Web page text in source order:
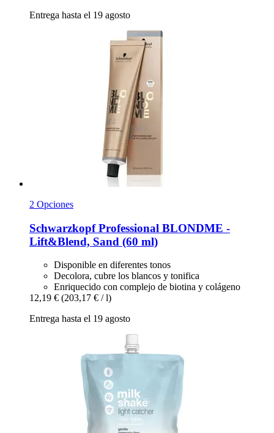
Entrega hasta el 19 agosto
2 Opciones
Schwarzkopf Professional BLONDME -​
Lift&Blend, Sand (60 ml)
Disponible en diferentes tonos
Decolora, cubre los blancos y tonifica
Enriquecido con complejo de biotina y colágeno
12,19 € (203,17 € / l)
Entrega hasta el 19 agosto